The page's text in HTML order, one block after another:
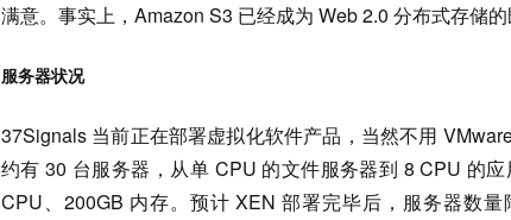
满意。事实上，Amazon S3 已经成为 Web 2.0 分布式存储的
服务器状况
37Signals 当前正在部署虚拟化软件产品，当然不用
约有 30 台服务器，从单 CPU 的文件服务器到 8 CPU 的
CPU、200GB 内存。预计 XEN 部署完毕后，服务器数